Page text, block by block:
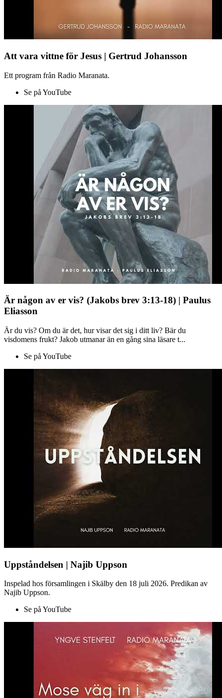
Att vara vittne för Jesus | Gertrud Johansson
Ett program från Radio Maranata.
Se på YouTube
Är någon av er vis? (Jakobs brev 3:13-18) | Paulus
Eliasson
Är du vis? Om du är det, hur visar det sig i ditt liv? Bär du
visdomens frukt? Jakob utmanar än en gång sina läsare t...
Se på YouTube
Uppståndelsen | Najib Uppson
Inspelad hos församlingen i Skälby den 18 juli 2026. Predikan av
Najib Uppson.
Se på YouTube